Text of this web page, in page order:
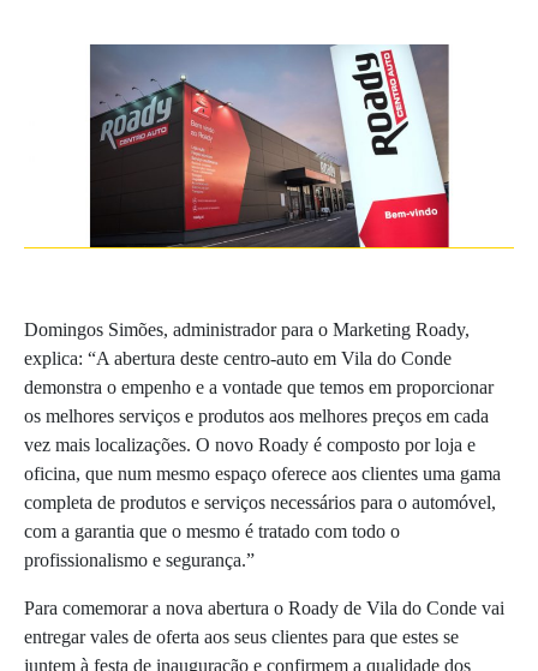
Domingos Simões, administrador para o Marketing Roady,
explica: “A abertura deste centro-auto em Vila do Conde
demonstra o empenho e a vontade que temos em proporcionar
os melhores serviços e produtos aos melhores preços em cada
vez mais localizações. O novo Roady é composto por loja e
oficina, que num mesmo espaço oferece aos clientes uma gama
completa de produtos e serviços necessários para o automóvel,
com a garantia que o mesmo é tratado com todo o
profissionalismo e segurança.”
Para comemorar a nova abertura o Roady de Vila do Conde vai
entregar vales de oferta aos seus clientes para que estes se
juntem à festa de inauguração e confirmem a qualidade dos